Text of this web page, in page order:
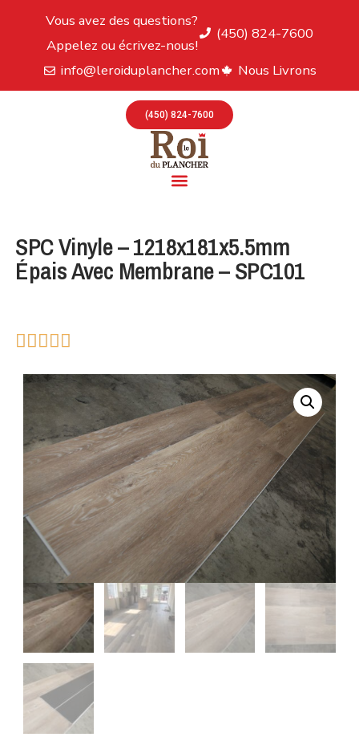
Vous avez des questions?
Appelez ou écrivez-nous!
(450) 824-7600
info@leroiduplancher.com Nous Livrons
(450) 824-7600
SPC Vinyle – 1218x181x5.5mm
Épais Avec Membrane – SPC101
